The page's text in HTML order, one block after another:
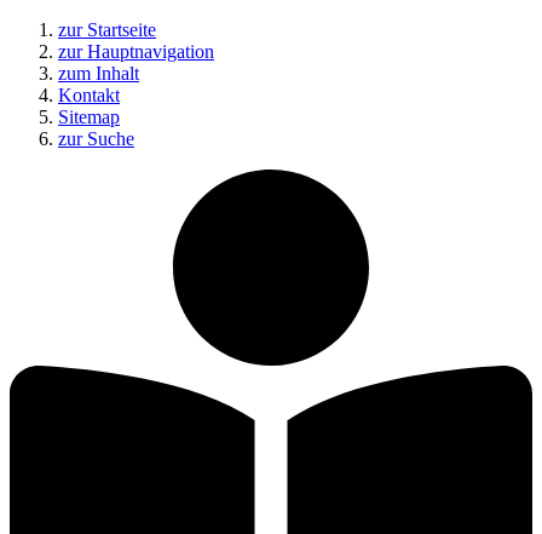
zur Startseite
zur Hauptnavigation
zum Inhalt
Kontakt
Sitemap
zur Suche